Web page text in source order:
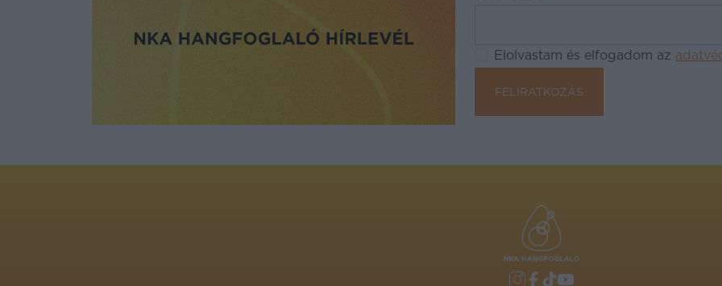
Elolvastam és elfogadom az